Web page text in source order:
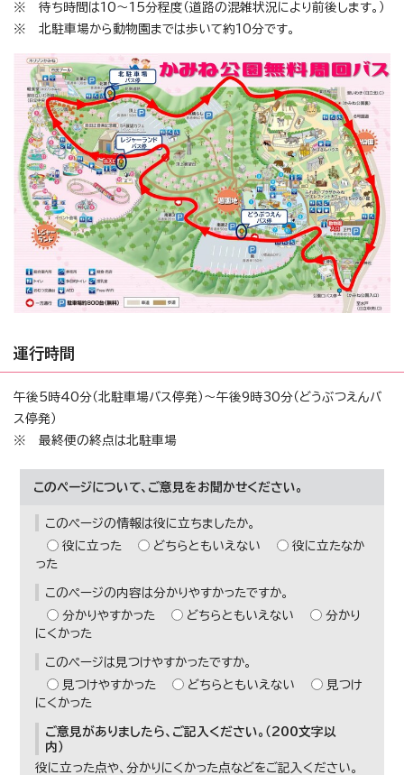
※ 待ち時間は10～15分程度（道路の混雑状況により前後します。）
※ 北駐車場から動物園までは歩いて約10分です。
運行時間
午後5時40分（北駐車場バス停発）～午後9時30分（どうぶつえんバ
ス停発）
※ 最終便の終点は北駐車場
このページについて、ご意見をお聞かせください。
このページの情報は役に立ちましたか。
役に立った
どちらともいえない
役に立たなか
った
このページの内容は分かりやすかったですか。
分かりやすかった
どちらともいえない
分かり
にくかった
このページは見つけやすかったですか。
見つけやすかった
どちらともいえない
見つけ
にくかった
ご意見がありましたら、ご記入ください。（200文字以
内）
役に立った点や、分かりにくかった点などをご記入ください。